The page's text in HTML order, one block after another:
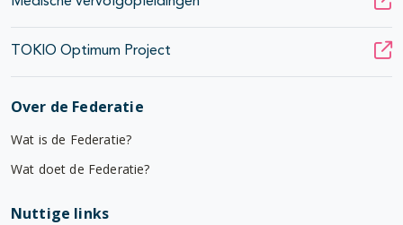
TOKIO Optimum Project
Over de Federatie
Wat is de Federatie?
Wat doet de Federatie?
Nuttige links